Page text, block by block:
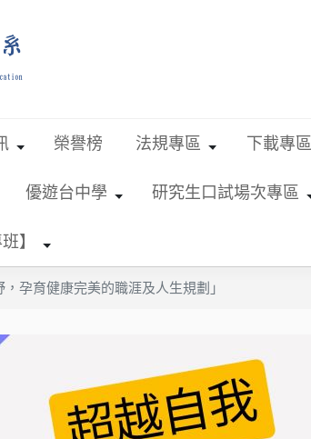
榮譽榜 法規專區 下載專區
優遊台中學 研究生口試場次專區
】
孕育健康完美的職涯及人生規劃」